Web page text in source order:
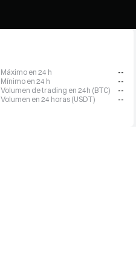
Máximo en 24 h
--
Mínimo en 24 h
--
Volumen de trading en 24h (BTC)
--
Volumen en 24 horas (USDT)
--